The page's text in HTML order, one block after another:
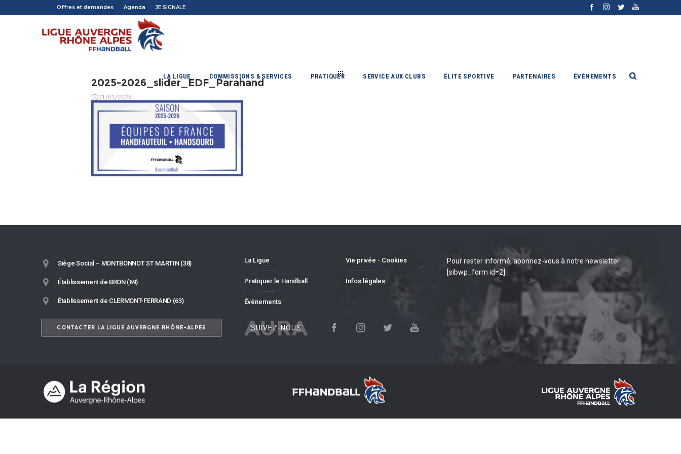
Offres et demandes Agenda JE SIGNALE
LA LIGUE COMMISSIONS & SERVICES PRATIQUER SERVICE AUX CLUBS ÉLITE SPORTIVE PARTENAIRES ÉVÈNEMENTS
2025-2026_slider_EDF_Parahand
21/01/2026
Siège Social – MONTBONNOT ST MARTIN (38)
Établissement de BRON (69)
Établissement de CLERMONT-FERRAND (63)
CONTACTER LA LIGUE AUVERGNE RHÔNE-ALPES
La Ligue
Pratiquer le Handball
Événements
Vie privée - Cookies
Infos légales
AURA
SUIVEZ-NOUS
Pour rester informé, abonnez-vous à notre newsletter
[sibwp_form id=2]